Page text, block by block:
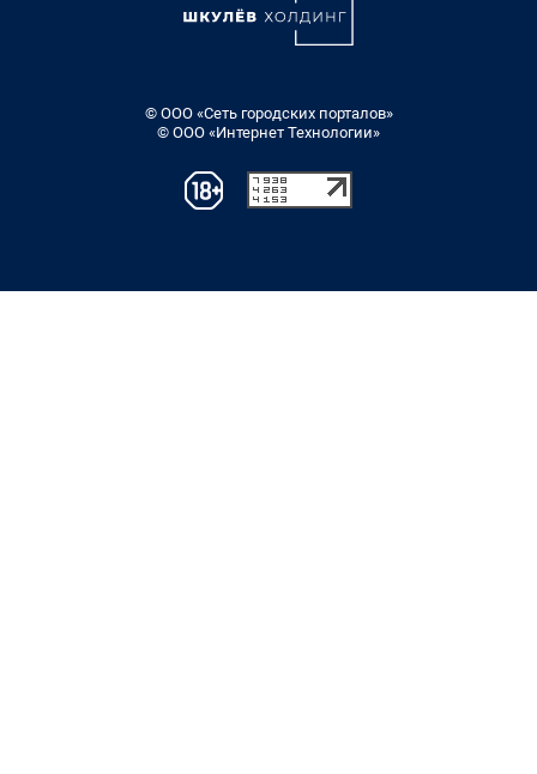
© ООО «Сеть городских порталов»
© ООО «Интернет Технологии»